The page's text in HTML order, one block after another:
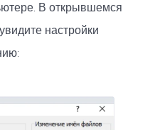
В открывшемся
настройки